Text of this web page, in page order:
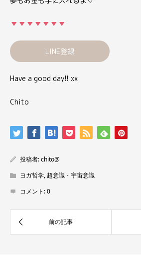
LINE登録
Have a good day!! xx
Chito
投稿者:chito@
ヨガ哲学, 超意識・宇宙意識
コメント:0